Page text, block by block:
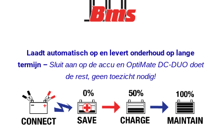
Laadt automatisch op en levert onderhoud op lange
termijn – Sluit aan op de accu en OptiMate DC-DUO doet
de rest, geen toezicht nodig!